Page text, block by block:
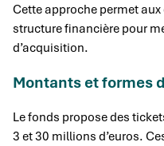
Cette approche permet
structure financière pour
d’acquisition.
Montants et formes
Le fonds propose des
3 et 30 millions d’euros.